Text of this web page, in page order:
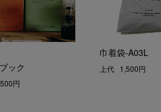
ック
円
巾着袋-A03L
上代 1,500円